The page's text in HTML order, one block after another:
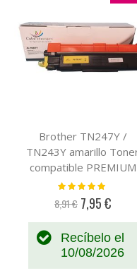
Brother TN247Y /
TN243Y amarillo
compatible PREMIUM
(2,3K)
Valoración:
8,91 € Precio
7,95 €
Recíbelo el
10/08/2026